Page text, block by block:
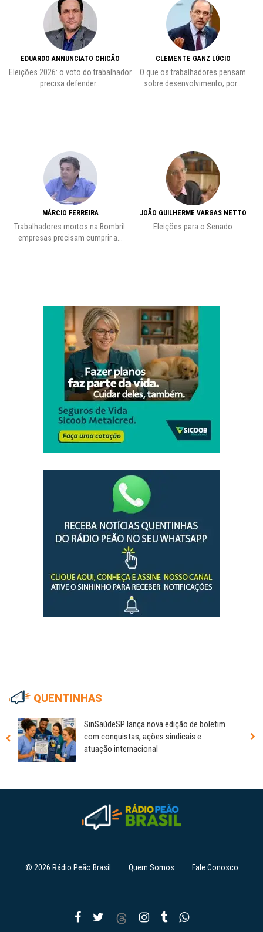
EDUARDO ANNUNCIATO CHICÃO
Eleições 2026: o voto do trabalhador
precisa defender...
MÁRCIO FERREIRA
Trabalhadores mortos na Bombril:
empresas precisam cumprir a...
CLEMENTE GANZ LÚCIO
O que os trabalhadores pensam
sobre desenvolvimento; por...
JOÃO GUILHERME VARGAS NETTO
Eleições para o Senado
QUENTINHAS
SinSaúdeSP lança nova edição de boletim
com conquistas, ações sindicais e
atuação internacional
© 2026 Rádio Peão Brasil Quem Somos Fale Conosco